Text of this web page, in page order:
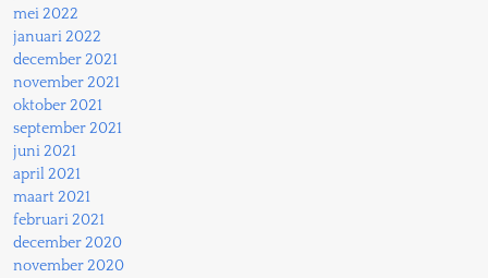
mei 2022
januari 2022
december 2021
november 2021
oktober 2021
september 2021
juni 2021
april 2021
maart 2021
februari 2021
december 2020
november 2020